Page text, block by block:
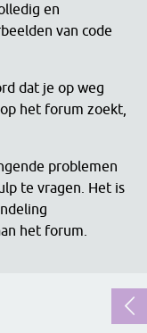
en
van code
dat je op weg
het forum zoekt,
problemen
te vragen. Het is
het forum.